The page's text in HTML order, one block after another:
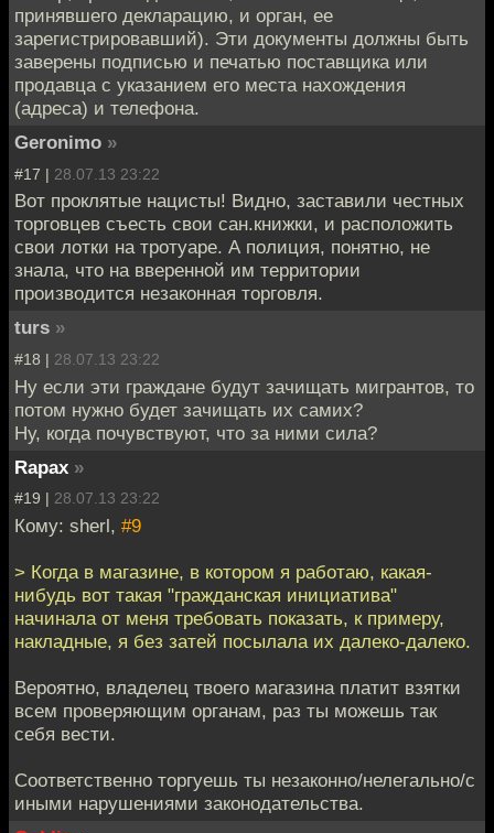
принявшего декларацию, и орган, ее
зарегистрировавший). Эти документы должны быть
заверены подписью и печатью поставщика или
продавца с указанием его места нахождения
(адреса) и телефона.
Geronimo »
#17 | 28.07.13 23:22
Вот проклятые нацисты! Видно, заставили честных
торговцев съесть свои сан.книжки, и расположить
свои лотки на тротуаре. А полиция, понятно, не
знала, что на вверенной им территории
производится незаконная торговля.
turs »
#18 | 28.07.13 23:22
Ну если эти граждане будут зачищать мигрантов, то
потом нужно будет зачищать их самих?
Ну, когда почувствуют, что за ними сила?
Rapax »
#19 | 28.07.13 23:22
Кому: sherl, #9
> Когда в магазине, в котором я работаю, какая-
нибудь вот такая "гражданская инициатива"
начинала от меня требовать показать, к примеру,
накладные, я без затей посылала их далеко-далеко.
Вероятно, владелец твоего магазина платит взятки
всем проверяющим органам, раз ты можешь так
себя вести.
Соответственно торгуешь ты незаконно/нелегально/с
иными нарушениями законодательства.